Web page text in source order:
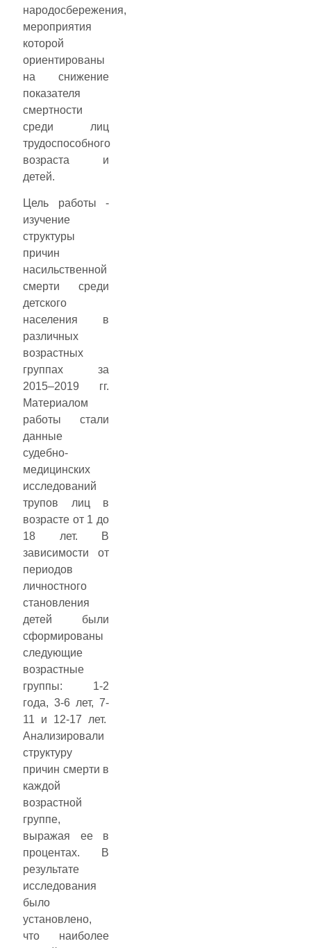
народосбережения,
мероприятия
которой
ориентированы
на снижение
показателя
смертности
среди лиц
трудоспособного
возраста и
детей.
Цель работы -
изучение
структуры
причин
насильственной
смерти среди
детского
населения в
различных
возрастных
группах за
2015–2019 гг.
Материалом
работы стали
данные
судебно-
медицинских
исследований
трупов лиц в
возрасте от 1 до
18 лет. В
зависимости от
периодов
личностного
становления
детей были
сформированы
следующие
возрастные
группы: 1-2
года, 3-6 лет, 7-
11 и 12-17 лет.
Анализировали
структуру
причин смерти в
каждой
возрастной
группе,
выражая ее в
процентах. В
результате
исследования
было
установлено,
что наиболее